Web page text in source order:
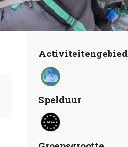
Activiteitengebied
Spelduur